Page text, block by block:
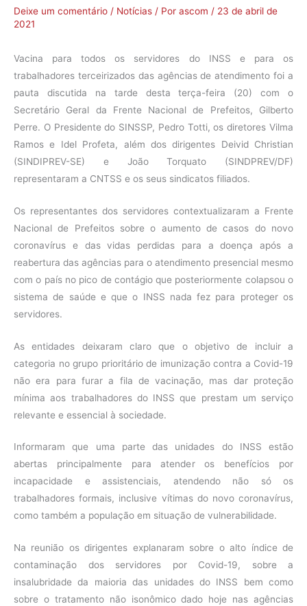
Deixe um comentário / Notícias / Por ascom / 23 de abril de
2021
Vacina para todos os servidores do INSS e para os
trabalhadores terceirizados das agências de atendimento foi a
pauta discutida na tarde desta terça-feira (20) com o
Secretário Geral da Frente Nacional de Prefeitos, Gilberto
Perre. O Presidente do SINSSP, Pedro Totti, os diretores Vilma
Ramos e Idel Profeta, além dos dirigentes Deivid Christian
(SINDIPREV-SE) e João Torquato (SINDPREV/DF)
representaram a CNTSS e os seus sindicatos filiados.
Os representantes dos servidores contextualizaram a Frente
Nacional de Prefeitos sobre o aumento de casos do novo
coronavírus e das vidas perdidas para a doença após a
reabertura das agências para o atendimento presencial mesmo
com o país no pico de contágio que posteriormente colapsou o
sistema de saúde e que o INSS nada fez para proteger os
servidores.
As entidades deixaram claro que o objetivo de incluir a
categoria no grupo prioritário de imunização contra a Covid-19
não era para furar a fila de vacinação, mas dar proteção
mínima aos trabalhadores do INSS que prestam um serviço
relevante e essencial à sociedade.
Informaram que uma parte das unidades do INSS estão
abertas principalmente para atender os benefícios por
incapacidade e assistenciais, atendendo não só os
trabalhadores formais, inclusive vítimas do novo coronavírus,
como também a população em situação de vulnerabilidade.
Na reunião os dirigentes explanaram sobre o alto índice de
contaminação dos servidores por Covid-19, sobre a
insalubridade da maioria das unidades do INSS bem como
sobre o tratamento não isonômico dado hoje nas agências